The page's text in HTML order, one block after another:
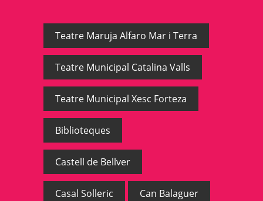
Teatre Maruja Alfaro Mar i Terra
Teatre Municipal Catalina Valls
Teatre Municipal Xesc Forteza
Biblioteques
Castell de Bellver
Casal Solleric Can Balaguer